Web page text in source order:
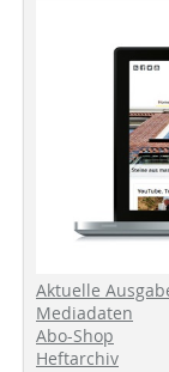
Aktuelle
Mediadaten
Abo-Shop
Heftarchiv